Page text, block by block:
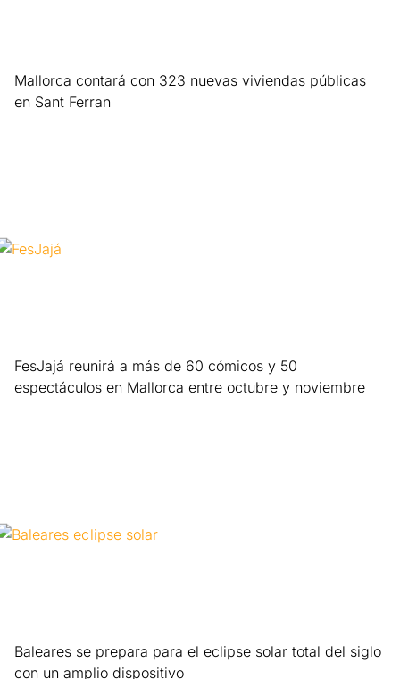
Mallorca contará con 323 nuevas viviendas públicas
en Sant Ferran
FesJajá reunirá a más de 60 cómicos y 50
espectáculos en Mallorca entre octubre y noviembre
Baleares se prepara para el eclipse solar total del siglo
con un amplio dispositivo